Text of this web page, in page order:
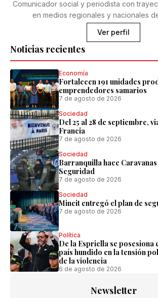
Noticias recientes
Economía
Fortalecen 191 unidades
emprendedores samarios
7 de agosto de 2026
Sociedad
Del 25 al 28 de septiembre,
Francia
7 de agosto de 2026
Sociedad
Barranquilla hace
Seguridad
7 de agosto de 2026
Sociedad
Mincit entregó el plan de
7 de agosto de 2026
Política
De la Espriella se posesiona
país hundido en la tensión
de la violencia
6 de agosto de 2026
Comunicador social y periodista con
en medios regionales y nacionales
Ver perfil
Newsletter